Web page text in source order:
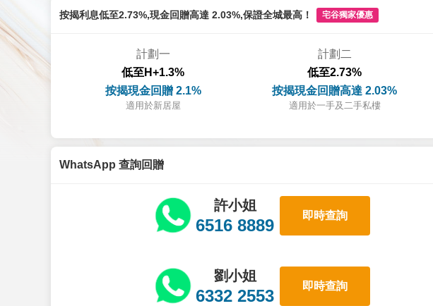
按揭利息低至2.73%,現金回贈高達 2.03%,保證全城最高！ 宅谷獨家優惠
計劃一
低至H+1.3%
按揭現金回贈 2.1%
適用於新居屋
計劃二
低至2.73%
按揭現金回贈高達 2.03%
適用於一手及二手私樓
WhatsApp 查詢回贈
許小姐
6516 8889
即時查詢
劉小姐
6332 2553
即時查詢